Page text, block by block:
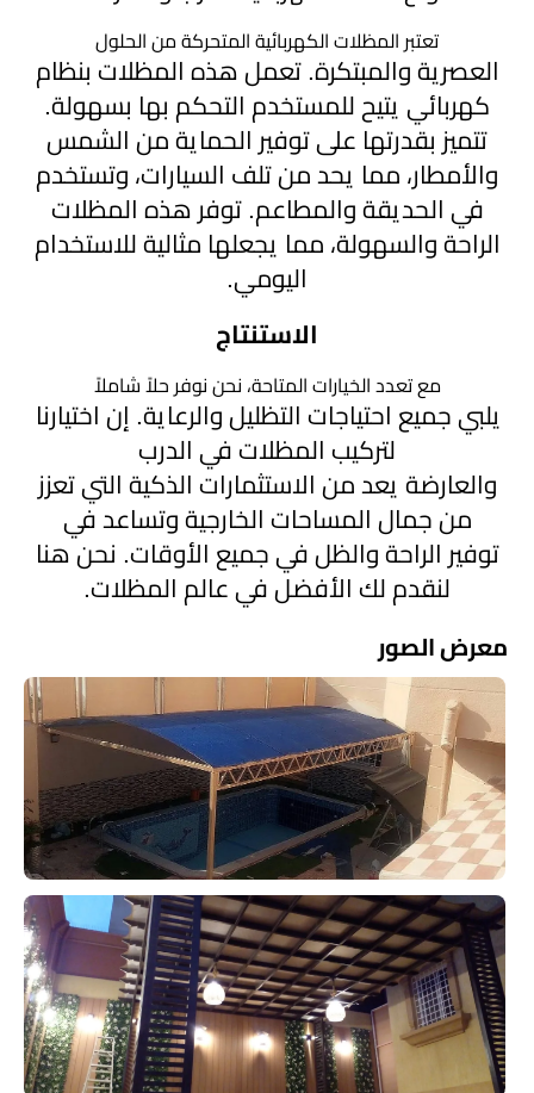
تعتبر المظلات الكهربائية المتحركة من الحلول
العصرية والمبتكرة. تعمل هذه المظلات بنظام
كهربائي يتيح للمستخدم التحكم بها بسهولة.
تتميز بقدرتها على توفير الحماية من الشمس
والأمطار، مما يحد من تلف السيارات، وتستخدم
في الحديقة والمطاعم. توفر هذه المظلات
الراحة والسهولة، مما يجعلها مثالية للاستخدام
اليومي.
الاستنتاج
مع تعدد الخيارات المتاحة، نحن نوفر حلاً شاملاً
يلبي جميع احتياجات التظليل والرعاية. إن اختيارنا
لتركيب المظلات في الدرب
والعارضة يعد من الاستثمارات الذكية التي تعزز
من جمال المساحات الخارجية وتساعد في
توفير الراحة والظل في جميع الأوقات. نحن هنا
لنقدم لك الأفضل في عالم المظلات.
معرض الصور